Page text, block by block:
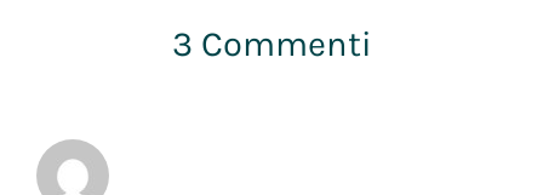
3 Commenti